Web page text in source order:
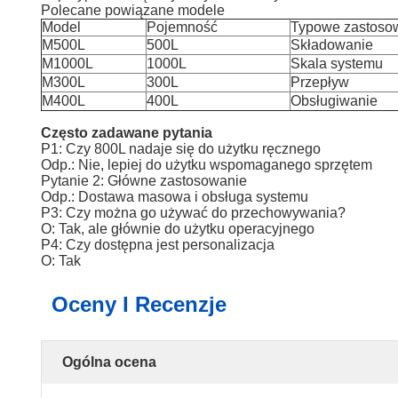
Polecane powiązane modele
Model
Pojemność
Typowe
M500L
500L
Składowanie
M1000L
1000L
Skala systemu
M300L
300L
Przepływ
M400L
400L Obsługiwanie
Często zadawane pytania
P1: Czy 800L nadaje się do użytku ręcznego
Odp.: Nie, lepiej do użytku wspomaganego sprzętem
Pytanie 2: Główne zastosowanie
Odp.: Dostawa masowa i obsługa systemu
P3: Czy można go używać do przechowywania?
O: Tak, ale głównie do użytku operacyjnego
P4: Czy dostępna jest personalizacja
O: Tak
Oceny I Recenzje
Ogólna ocena